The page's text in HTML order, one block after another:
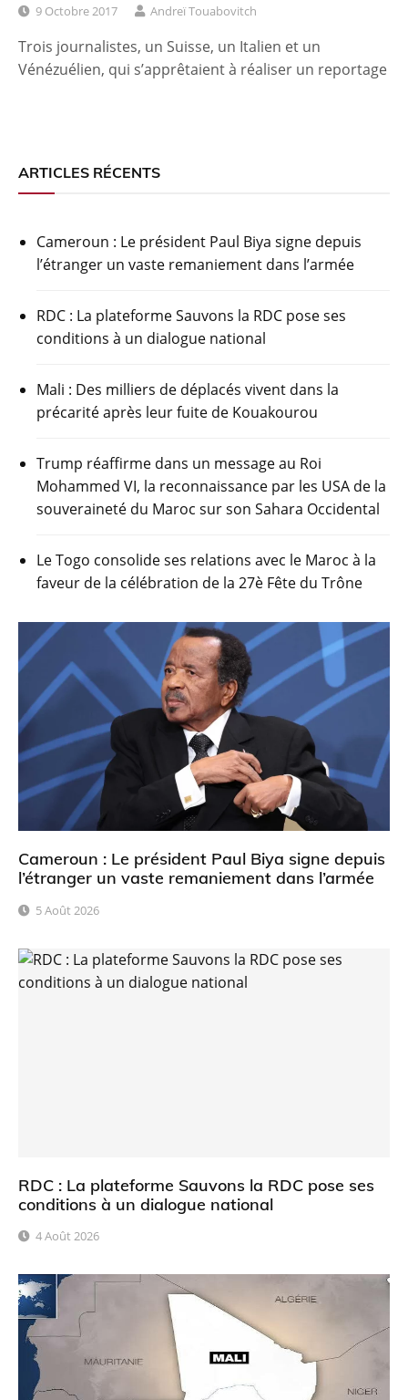
9 Octobre 2017 Andreï Touabovitch
Trois journalistes, un Suisse, un Italien et un
Vénézuélien, qui s’apprêtaient à réaliser un reportage
ARTICLES RÉCENTS
Cameroun : Le président Paul Biya signe depuis
l’étranger un vaste remaniement dans l’armée
RDC : La plateforme Sauvons la RDC pose ses
conditions à un dialogue national
Mali : Des milliers de déplacés vivent dans la
précarité après leur fuite de Kouakourou
Trump réaffirme dans un message au Roi
Mohammed VI, la reconnaissance par les USA de la
souveraineté du Maroc sur son Sahara Occidental
Le Togo consolide ses relations avec le Maroc à la
faveur de la célébration de la 27è Fête du Trône
Cameroun : Le président Paul Biya signe depuis
l’étranger un vaste remaniement dans l’armée
5 Août 2026
RDC : La plateforme Sauvons la RDC pose ses
conditions à un dialogue national
4 Août 2026